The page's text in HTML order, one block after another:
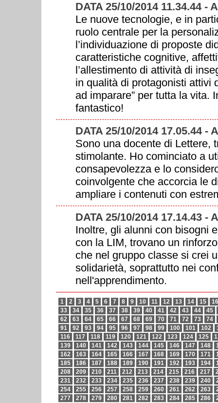
DATA 25/10/2014 11.34.44 -
Le nuove tecnologie, e in
ruolo centrale per la
l’individuazione di proposte
caratteristiche cognitive,
l’allestimento di attività di
in qualità di protagonisti attivi
ad imparare” per tutta la vita.
fantastico!
DATA 25/10/2014 17.05.44 -
Sono una docente di Lettere,
stimolante. Ho cominciato a
consapevolezza e lo
coinvolgente che accorcia le
ampliare i contenuti con
DATA 25/10/2014 17.14.43 -
Inoltre, gli alunni con bisogni
con la LIM, trovano un
che nel gruppo classe si crei
solidarietà, soprattutto nei
nell'apprendimento.
1 2 3 4 5 6 7 8 9 10 11 12 13 14 15
16
33
34 35 36 37 38 39 40 41 42 43 44
45
62
63 64 65 66 67 68 69 70 71 72 73
74
91
92 93 94 95 96 97 98 99 100 101 102
116
117 118 119 120 121 122 123 124 125
139
140 141 142 143 144 145 146 147 148
162
163 164 165 166 167 168 169 170 171
185
186 187 188 189 190 191 192 193 194
208
209 210 211 212 213 214 215 216 217
231
232 233 234 235 236 237 238 239 240
254
255 256 257 258 259 260 261 262 263
277
278 279 280 281 282 283 284 285 286